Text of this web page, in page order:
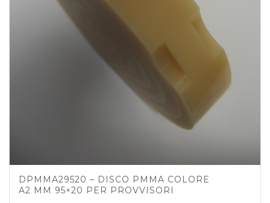
DPMMA29520 – DISCO PMMA COLORE
A2 MM 95×20 PER PROVVISORI